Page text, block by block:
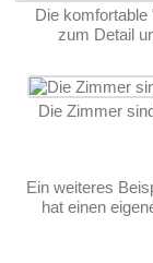
Die komfortable
zum Detail
Die Zimmer
Ein weiteres
hat einen